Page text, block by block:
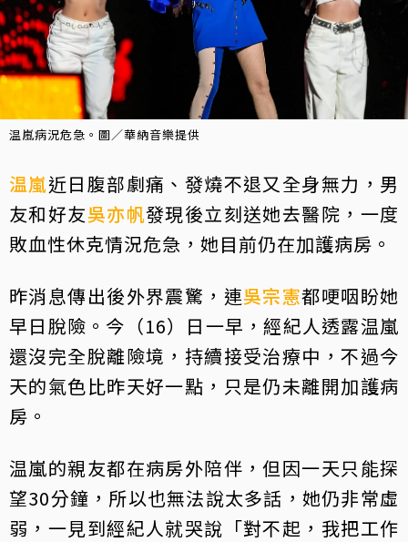
温嵐病況危急。圖／華納音樂提供
温嵐近日腹部劇痛、發燒不退又全身無力，男
友和好友吳亦帆發現後立刻送她去醫院，一度
敗血性休克情況危急，她目前仍在加護病房。
昨消息傳出後外界震驚，連吳宗憲都哽咽盼她
早日脫險。今（16）日一早，經紀人透露温嵐
還沒完全脫離險境，持續接受治療中，不過今
天的氣色比昨天好一點，只是仍未離開加護病
房。
温嵐的親友都在病房外陪伴，但因一天只能探
望30分鐘，所以也無法說太多話，她仍非常虛
弱，一見到經紀人就哭說「對不起，我把工作